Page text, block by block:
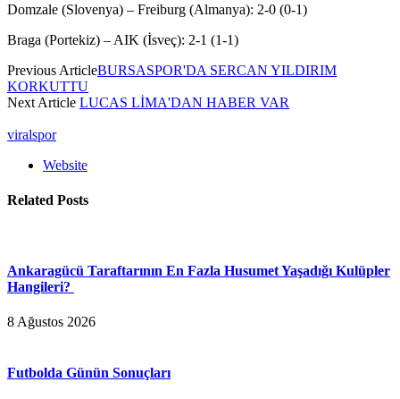
Domzale (Slovenya) – Freiburg (Almanya): 2-0 (0-1)
Braga (Portekiz) – AIK (İsveç): 2-1 (1-1)
Previous ArticleBURSASPOR'DA SERCAN YILDIRIM
KORKUTTU
Next Article LUCAS LİMA'DAN HABER VAR
viralspor
Website
Related Posts
Ankaragücü Taraftarının En Fazla Husumet Yaşadığı Kulüpler
Hangileri?
8 Ağustos 2026
Futbolda Günün Sonuçları